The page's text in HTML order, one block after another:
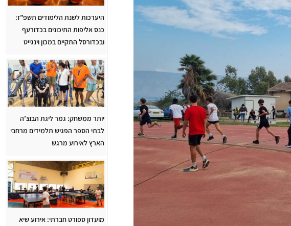
היערכות לשנת הלימודים תשפ”ז:
כנס אליפות התיכונים בכדורעף
ובכדורסל התקיים במכון וינגייט
יותר ממשחק: גמר ליגת הבוצ’ה
לבתי הספר הפגיש תלמידים מרחבי
הארץ לאירוע מרגש
מועדון ספורט חברתי: אירוע שיא